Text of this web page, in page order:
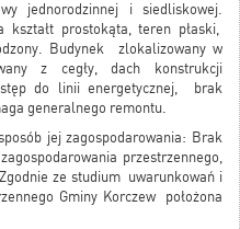
jednorodzinnej i siedliskowej.
kształt prostokąta, teren płaski,
Budynek zlokalizowany w
z cegły, dach konstrukcji
do linii energetycznej, brak
generalnego remontu.
jej zagospodarowania: Brak
przestrzennego,
ze studium uwarunkowań i
Gminy Korczew położona